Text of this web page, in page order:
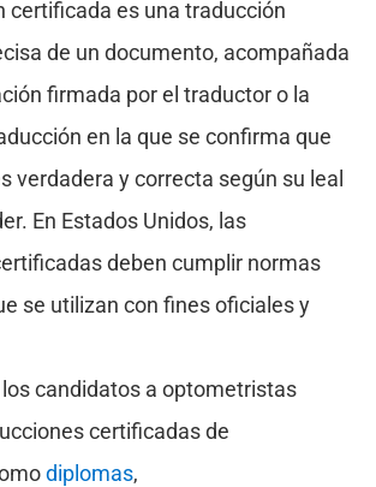
certificada es una traducción
de un documento, acompañada
firmada por el traductor o la
en la que se confirma que
verdadera y correcta según su leal
En Estados Unidos, las
deben cumplir normas
se utilizan con fines oficiales y
candidatos a optometristas
certificadas de
diplomas,